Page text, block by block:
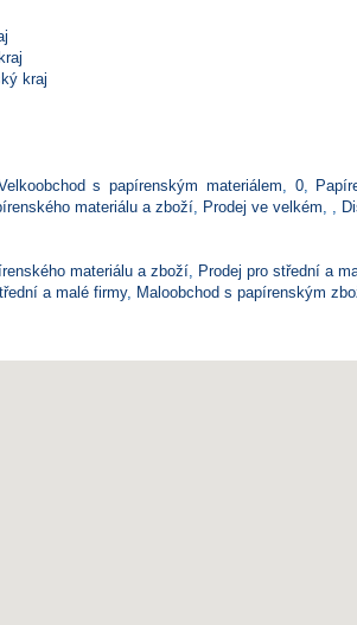
kraj
s papírenským materiálem 0,
materiálu a zboží
Prodej ve velkém
materiálu a zboží
Prodej pro střední a
a malé firmy, Maloobchod s papírenským